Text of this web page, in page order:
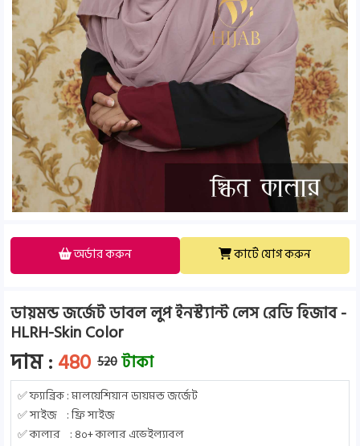
অর্ডার করুন কার্টে যোগ করুন
ডায়মন্ড জর্জেট ডাবল লুপ ইনস্ট্যান্ট লেস রেডি হিজাব -
HLRH-Skin Color
দাম :480 520 টাকা
✅ ফ্যাব্রিক : মালয়েশিয়ান ডায়মন্ড জর্জেট
✅ সাইজ : ফ্রি সাইজ
✅ কালার : ৪০+ কালার এভেইল্যাবল